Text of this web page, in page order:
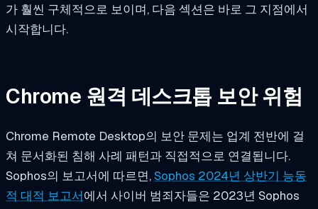
가 훨씬 구체적으로 보이며, 다음 섹션은 바로 그 지점에서
시작합니다.
Chrome 원격 데스크톱 보안 위험
Chrome Remote Desktop의 보안 문제는 업계 전반에 걸
쳐 문서화된 침해 사례 패턴과 직접적으로 연결됩니다.
Sophos의 보고서에 따르면,Sophos 2024년 상반기 능동
적 대적 보고서에서 사이버 범죄자들은 2023년 Sophos